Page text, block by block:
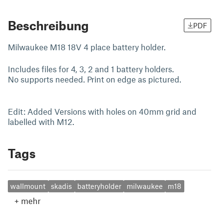
Beschreibung PDF
Milwaukee M18 18V 4 place battery holder.
Includes files for 4, 3, 2 and 1 battery holders.
No supports needed. Print on edge as pictured.
Edit: Added Versions with holes on 40mm grid and
labelled with M12.
Tags
wallmount skadis batteryholder milwaukee m18
+ mehr